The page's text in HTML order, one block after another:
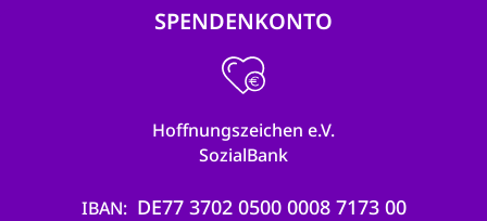
SPENDENKONTO
Hoffnungszeichen e.V.
SozialBank
IBAN DE77 3702 0500 0008 7173 00